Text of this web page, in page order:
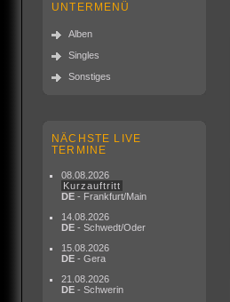
UNTERMENÜ
Alben
Singles
Sonstiges
NÄCHSTE LIVE
TERMINE
08.08.2026
Kurzauftritt
DE - Frankfurt/Main
14.08.2026
DE - Schwedt/Oder
15.08.2026
DE - Gera
21.08.2026
DE - Schwerin